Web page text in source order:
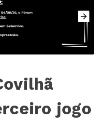
jogo